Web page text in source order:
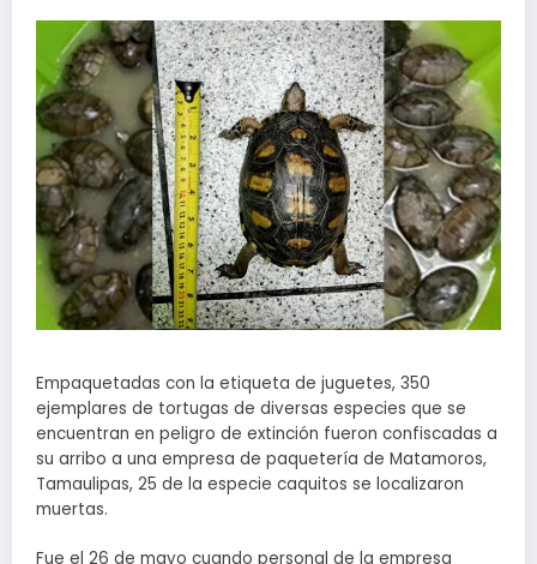
Empaquetadas con la etiqueta de juguetes, 350
ejemplares de tortugas de diversas especies que se
encuentran en peligro de extinción fueron confiscadas a
su arribo a una empresa de paquetería de Matamoros,
Tamaulipas, 25 de la especie caquitos se localizaron
muertas.
Fue el 26 de mayo cuando personal de la empresa